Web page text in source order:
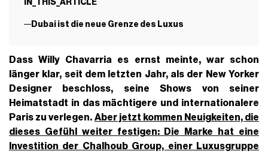
IN_THIS_ARTICLE
Dubai ist die neue Grenze des Luxus
DassWilly Chavarria es ernst meinte, war schon
länger klar, seit dem letzten Jahr, als der New Yorker
Designer beschloss, seine Shows von seiner
Heimatstadt in das mächtigere und internationalere
Paris zu verlegen. Aber jetzt kommen Neuigkeiten, die
dieses Gefühl weiter festigen: Die Marke hat eine
Investition der Chalhoub Group, einer Luxusgruppe